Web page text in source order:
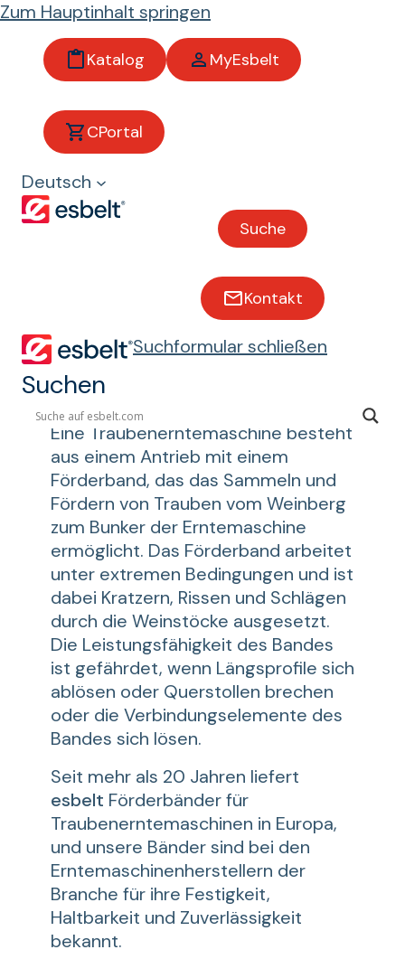
Zum Hauptinhalt springen
Katalog MyEsbelt
CPortal
Deutsch
Suche
Kontakt
Suchformular schließen
Suchen
Weinbau
Förderbänder für weinbau
Weinlesebänder:
Widerstandsfähigkeit
und Zuverlässigkeit bei
jeder Ernte
Eine Traubenerntemaschine besteht
aus einem Antrieb mit einem
Förderband, das das Sammeln und
Fördern von Trauben vom Weinberg
zum Bunker der Erntemaschine
ermöglicht. Das Förderband arbeitet
unter extremen Bedingungen und ist
dabei Kratzern, Rissen und Schlägen
durch die Weinstöcke ausgesetzt.
Die Leistungsfähigkeit des Bandes
ist gefährdet, wenn Längsprofile sich
ablösen oder Querstollen brechen
oder die Verbindungselemente des
Bandes sich lösen.
Seit mehr als 20 Jahren liefert
esbelt Förderbänder für
Traubenerntemaschinen in Europa,
und unsere Bänder sind bei den
Erntemaschinenherstellern der
Branche für ihre Festigkeit,
Haltbarkeit und Zuverlässigkeit
bekannt.